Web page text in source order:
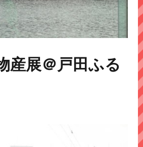
産展＠戸田ふる